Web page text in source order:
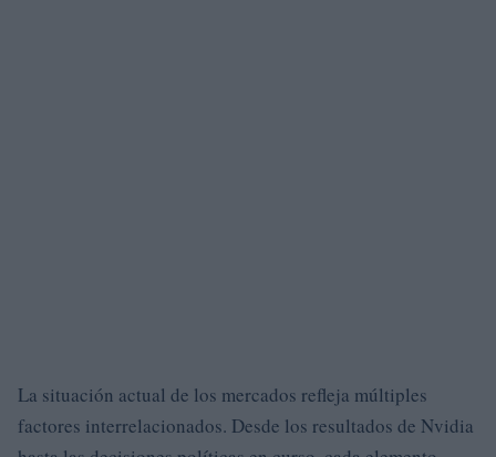
La situación actual de los mercados refleja múltiples
factores interrelacionados. Desde los resultados de Nvidia